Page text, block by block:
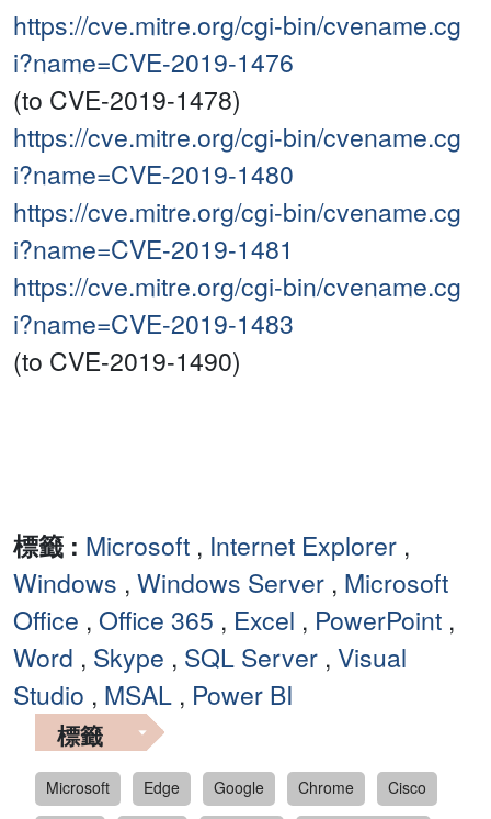
https://cve.mitre.org/cgi-bin/cvename.cg
i?name=CVE-2019-1476
(to CVE-2019-1478)
https://cve.mitre.org/cgi-bin/cvename.cg
i?name=CVE-2019-1480
https://cve.mitre.org/cgi-bin/cvename.cg
i?name=CVE-2019-1481
https://cve.mitre.org/cgi-bin/cvename.cg
i?name=CVE-2019-1483
(to CVE-2019-1490)
標籤 : Microsoft , Internet Explorer ,
Windows , Windows Server , Microsoft
Office , Office 365 , Excel , PowerPoint ,
Word , Skype , SQL Server , Visual
Studio , MSAL , Power BI
標籤
Microsoft Edge Google Chrome
Cisco